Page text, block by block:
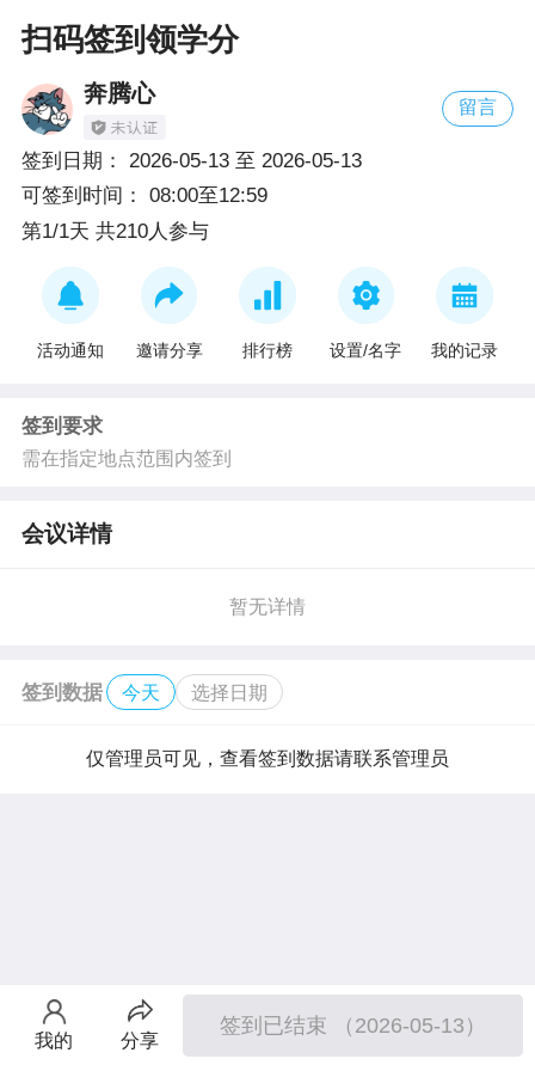
扫码签到领学分
奔腾心
留言
签到日期： 2026-05-13至 2026-05-13
可签到时间： 08:00至12:59
第1/1天 共210人参与
活动通知 邀请分享 排行榜 设置/名字 我的记录
签到要求
需在指定地点范围内签到
会议详情
暂无详情
签到数据 今天 选择日期
仅管理员可见，查看签到数据请联系管理员
我的 分享
签到已结束 （2026-05-13）